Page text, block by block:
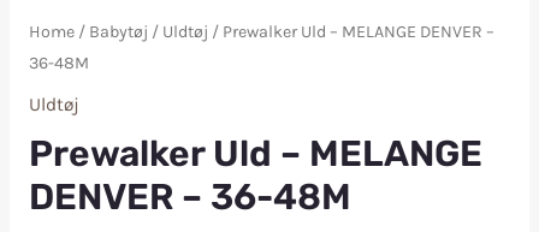
Home/ Babytøj / Uldtøj / Prewalker Uld – MELANGE DENVER –
36-48M
Uldtøj
Prewalker Uld – MELANGE
DENVER – 36-48M